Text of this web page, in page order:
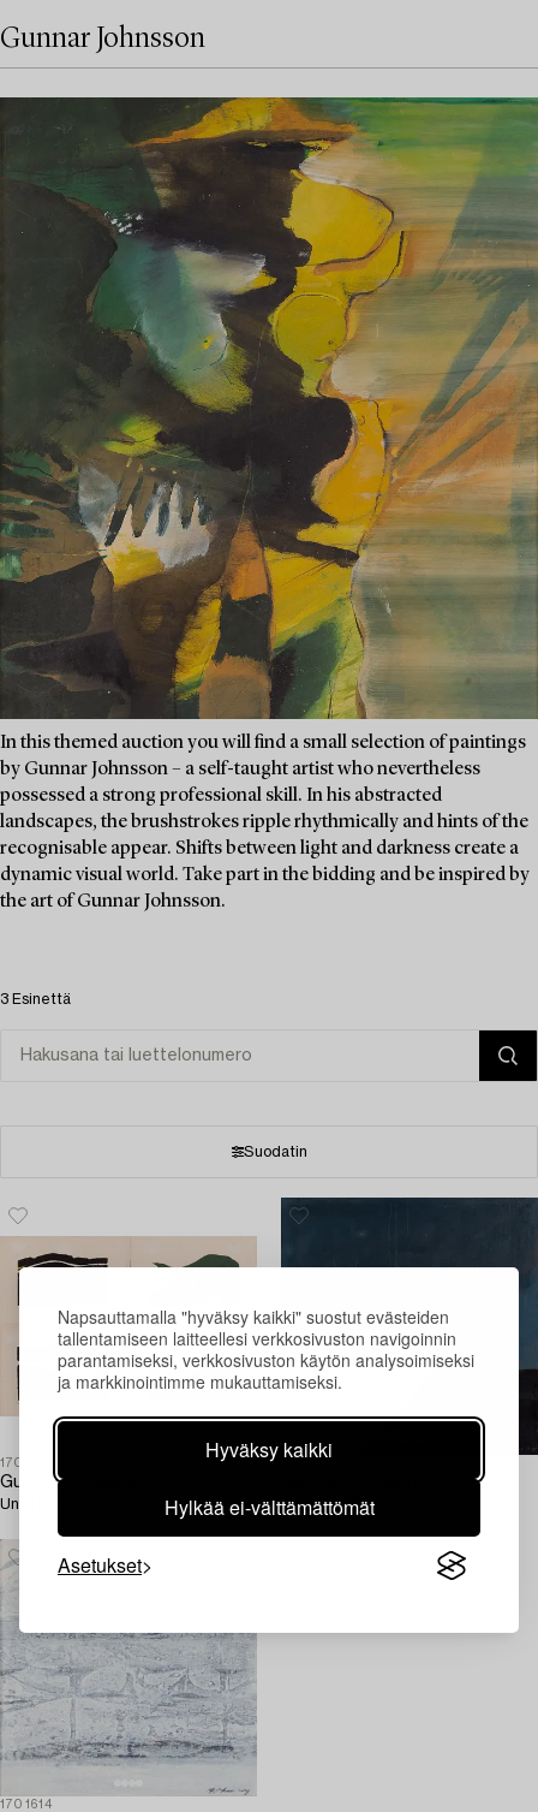
Napsauttamalla "hyväksy kaikki" suostut evästeiden
tallentamiseen laitteellesi verkkosivuston navigoinnin
parantamiseksi, verkkosivuston käytön analysoimiseksi
ja markkinointimme mukauttamiseksi.
Hyväksy kaikki
Hylkää ei-välttämättömät
Asetukset
Gunnar Johnsson
In this themed auction you will find a small selection of paintings
by Gunnar Johnsson – a self-taught artist who nevertheless
possessed a strong professional skill. In his abstracted
landscapes, the brushstrokes ripple rhythmically and hints of the
recognisable appear. Shifts between light and darkness create a
dynamic visual world. Take part in the bidding and be inspired by
the art of Gunnar Johnsson.
3 Esinettä
Suodatin
1701624
Gunnar Johnsson
Untitled. 'Störd idyll'.
1701614